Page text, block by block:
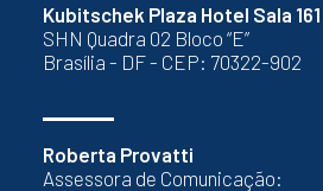
Kubitschek Plaza Hotel Sala 161
SHN Quadra 02 Bloco “E”
Brasília - DF - CEP: 70322-902
Roberta Provatti
Assessora de Comunicação: